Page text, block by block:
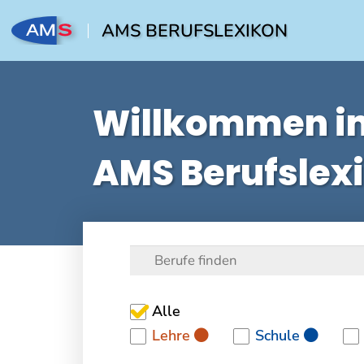
AMS BERUFSLEXIKON
Willkommen
AMS
Alle
Lehre
Schule